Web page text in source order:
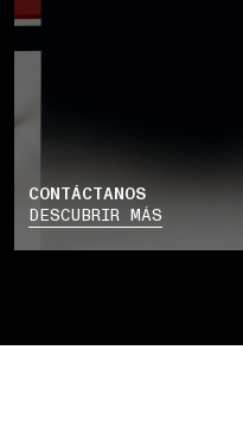
CONTÁCTANOS
DESCUBRIR MÁS